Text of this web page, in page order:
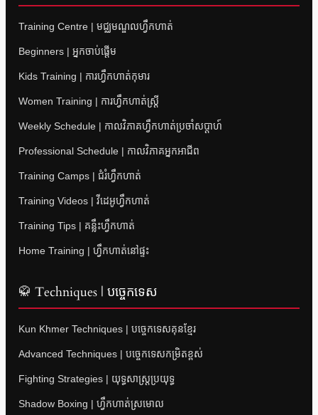
Training Centre | មជ្ឈមណ្ឌលហ្វឹកហាត់
Beginners | អ្នកចាប់ផ្តើម
Kids Training | ការហ្វឹកហាត់កុមារ
Women Training | ការហ្វឹកហាត់ស្ត្រី
Weekly Schedule | កាលវិភាគហ្វឹកហាត់ប្រចាំសប្តាហ៍
Professional Schedule | កាលវិភាគអ្នកអាជីព
Training Camps | ជំរំហ្វឹកហាត់
Training Videos | វីដេអូហ្វឹកហាត់
Training Tips | គន្លឹះហ្វឹកហាត់
Home Training | ហ្វឹកហាត់នៅផ្ទះ
🥋 Techniques | បច្ចេកទេស
Kun Khmer Techniques | បច្ចេកទេសគុនខ្មែរ
Advanced Techniques | បច្ចេកទេសកម្រិតខ្ពស់
Fighting Strategies | យុទ្ធសាស្ត្រប្រយុទ្ធ
Shadow Boxing | ហ្វឹកហាត់ស្រមោល